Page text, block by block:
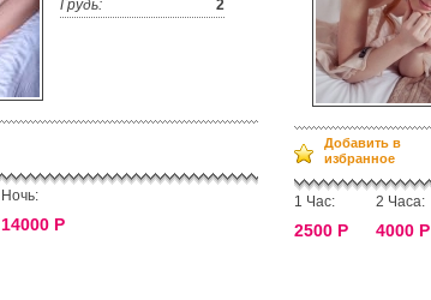
Грудь:
2
Ночь:
14000 Р
Добавить в
избранное
1 Час:
2500 Р
2 Часа:
4000 Р